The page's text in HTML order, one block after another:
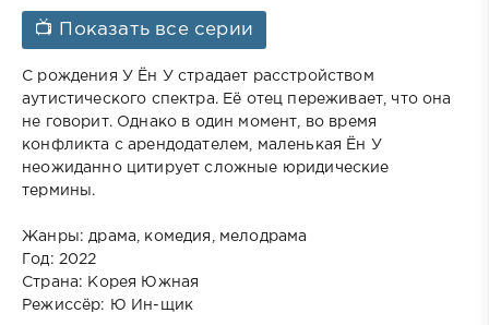
📺 Показать все серии
С рождения У Ён У страдает расстройством
аутистического спектра. Её отец переживает, что она
не говорит. Однако в один момент, во время
конфликта с арендодателем, маленькая Ён У
неожиданно цитирует сложные юридические
термины.
Жанры: драма, комедия, мелодрама
Год: 2022
Страна: Корея Южная
Режиссёр: Ю Ин-щик